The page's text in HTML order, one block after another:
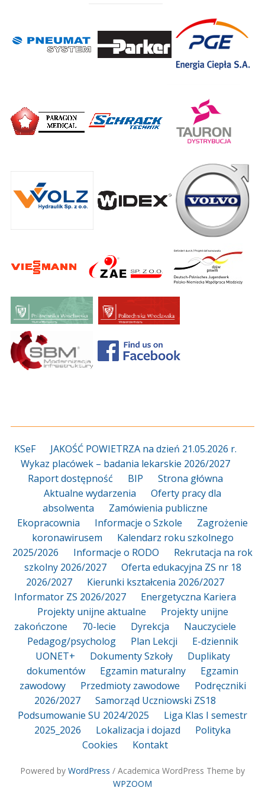
KSeF
JAKOŚĆ POWIETRZA na dzień 21.05.2026 r.
Wykaz placówek – badania lekarskie 2026/2027
Raport dostępność
BIP
Strona główna
Aktualne wydarzenia
Oferty pracy dla
absolwenta
Zamówienia publiczne
Ekopracownia
Informacje o Szkole
Zagrożenie
koronawirusem
Kalendarz roku szkolnego
2025/2026
Informacje o RODO
Rekrutacja na rok
szkolny 2026/2027
Oferta edukacyjna ZS nr 18
2026/2027
Kierunki kształcenia 2026/2027
Informator ZS 2026/2027
Energetyczna Kariera
Projekty unijne aktualne
Projekty unijne
zakończone
70-lecie Dyrekcja
Nauczyciele
Pedagog/psycholog
Plan Lekcji
E-dziennik
UONET+
Dokumenty Szkoły
Duplikaty
dokumentów
Egzamin maturalny
Egzamin
zawodowy
Przedmioty zawodowe
Podręczniki
2026/2027
Samorząd Uczniowski ZS18
Podsumowanie SU 2024/2025
Liga Klas I semestr
2025_2026
Lokalizacja i dojazd
Polityka
Cookies
Kontakt
Powered by WordPress / Academica WordPress Theme by
WPZOOM